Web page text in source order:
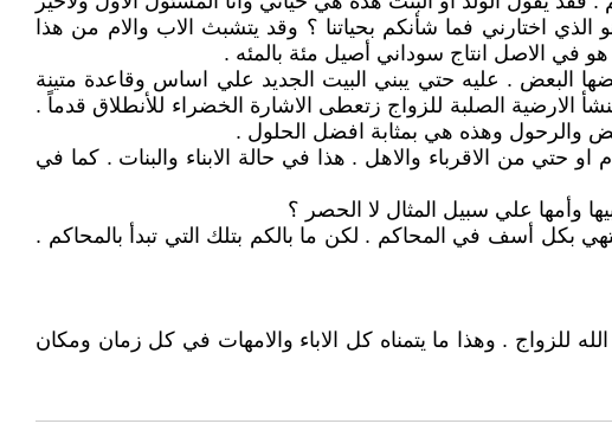
اختارني فما شأنكم بحياتنا ؟ وقد يتشبث الاب والام من هذا
في الاصل انتاج سوداني أصيل مئة بالمئه .
البعض . عليه حتي يبني البيت الجديد علي اساس وقاعدة متينة
الارضية الصلبة للزواج زتعطى الاشارة الخضراء للأنطلاق قدماً .
والرحول وهذه هي بمثابة افضل الحلول .
من الاقرباء والاهل . هذا في حالة الابناء والبنات . كما في
وأمها علي سبيل المثال لا الحصر ؟
بكل أسف في المحاكم . لكن ما بالكم بتلك التي تبدأ بالمحاكم .
للزواج . وهذا ما يتمناه كل الاباء والامهات في كل زمان ومكان